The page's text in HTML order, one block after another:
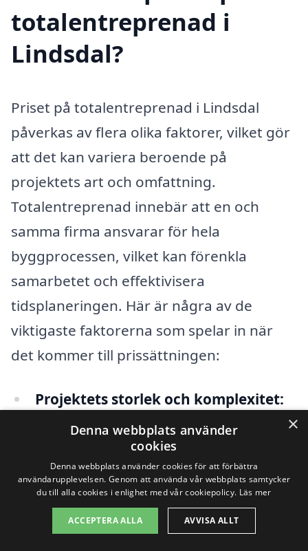
totalentreprenad i
Lindsdal?
Priset på totalentreprenad i Lindsdal
påverkas av flera olika faktorer, vilket gör
att det kan variera beroende på
projektets art och omfattning.
Totalentreprenad innebär att en och
samma firma ansvarar för hela
byggprocessen, vilket kan förenkla
samarbetet och effektivisera
tidsplaneringen. Här är några av de
viktigaste faktorerna som spelar in när
det kommer till prissättningen:
Projektets storlek och komplexitet:
Större och mer komplexa projekt
kräver mer resurser och tid, vilket
höjer kostnaderna. En enkel
tillbyggnad kommer att kosta mindre
än en nybyggnation av en villa.
×
Denna webbplats använder
cookies
Denna webbplats använder cookies för att förbättra
användarupplevelsen. Genom att använda vår webbplats samtycker
du till alla cookies i enlighet med vår cookiepolicy. Läs mer
ACCEPTERA ALLA AVVISA ALLT